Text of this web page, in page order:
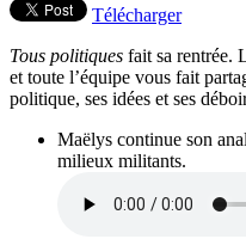
Télécharger
Tous politiques fait sa rentrée.
et toute l’équipe vous fait
politique, ses idées et ses
Maëlys continue son
milieux militants.